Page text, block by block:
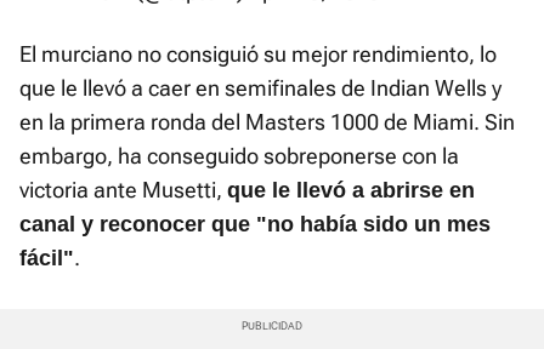
El murciano no consiguió su mejor rendimiento, lo
que le llevó a caer en semifinales de Indian Wells y
en la primera ronda del Masters 1000 de Miami. Sin
embargo, ha conseguido sobreponerse con la
victoria ante Musetti, que le llevó a abrirse en
canal y reconocer que "no había sido un mes
fácil".